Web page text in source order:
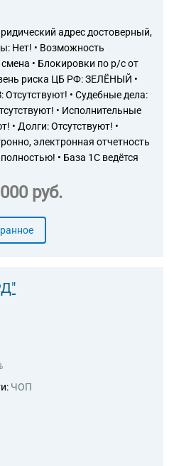
адрес достоверный,
Нет! • Возможность
• Блокировки по р/с от
риска ЦБ РФ: ЗЕЛЁНЫЙ •
• Судебные дела:
• Исполнительные
• Долги: Отсутствуют! •
электронная отчетность
• База 1С ведётся
руб.
ЧОП